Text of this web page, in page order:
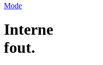
Mode
Interne
fout.